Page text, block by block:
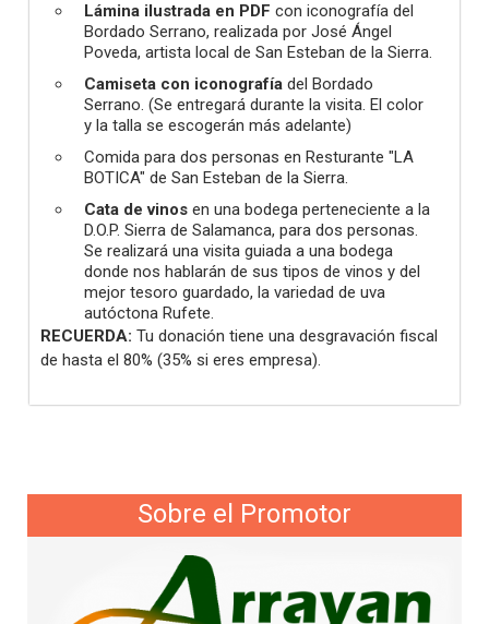
Lámina ilustrada en PDF con iconografía del
Bordado Serrano, realizada por José Ángel
Poveda, artista local de San Esteban de la Sierra.
Camiseta con iconografía del Bordado
Serrano. (Se entregará durante la visita. El color
y la talla se escogerán más adelante)
Comida para dos personas en Resturante "LA
BOTICA" de San Esteban de la Sierra.
Cata de vinos en una bodega perteneciente a la
D.O.P. Sierra de Salamanca, para dos personas.
Se realizará una visita guiada a una bodega
donde nos hablarán de sus tipos de vinos y del
mejor tesoro guardado, la variedad de uva
autóctona Rufete.
RECUERDA: Tu donación tiene una desgravación fiscal
de hasta el 80% (35% si eres empresa).
Sobre el Promotor